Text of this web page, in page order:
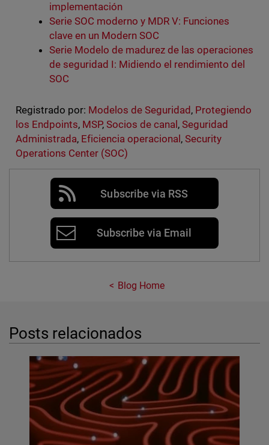
implementación
Serie SOC moderno y MDR V: Funciones
clave en un Modern SOC
Serie Modelo de madurez de las operaciones
de seguridad I: Midiendo el rendimiento del
SOC
Registrado por: Modelos de Seguridad , Protegiendo
los Endpoints, MSP, Socios de canal ,Seguridad
Administrada, Eficiencia operacional ,Security
Operations Center (SOC)
Subscribe via RSS
Subscribe via Email
Blog Home
Posts relacionados